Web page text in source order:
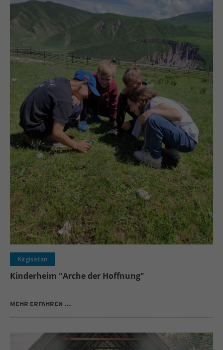
Kirgisistan
Kinderheim "Arche der Hoffnung"
MEHR ERFAHREN …